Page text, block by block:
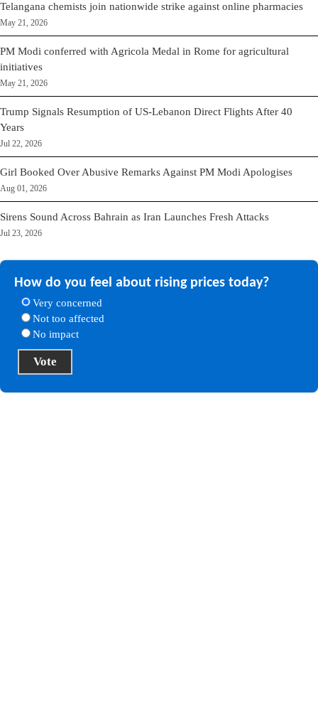
Telangana chemists join nationwide strike against online pharmacies
May 21, 2026
PM Modi conferred with Agricola Medal in Rome for agricultural
initiatives
May 21, 2026
Trump Signals Resumption of US-Lebanon Direct Flights After 40
Years
Jul 22, 2026
Girl Booked Over Abusive Remarks Against PM Modi Apologises
Aug 01, 2026
Sirens Sound Across Bahrain as Iran Launches Fresh Attacks
Jul 23, 2026
How do you feel about rising prices today?
Very concerned
Not too affected
No impact